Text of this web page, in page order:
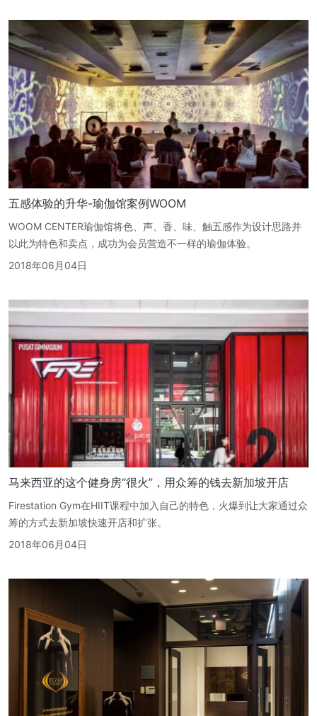
五感体验的升华-瑜伽馆案例WOOM
WOOM CENTER瑜伽馆将色、声、香、味、触五感作为设计思路并
以此为特色和卖点，成功为会员营造不一样的瑜伽体验。
2018年06月04日
马来西亚的这个健身房“很火”，用众筹的钱去新加坡开店
Firestation Gym在HIIT课程中加入自己的特色，火爆到让大家通过众
筹的方式去新加坡快速开店和扩张。
2018年06月04日